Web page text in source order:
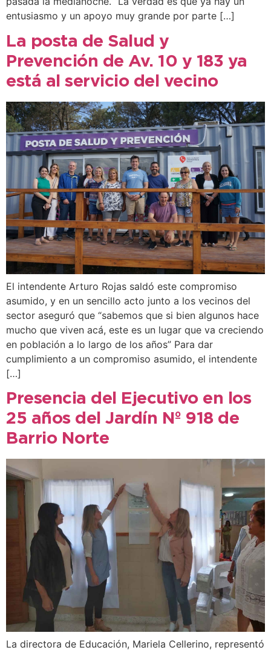
entusiasmo y un apoyo muy grande por parte […]
La posta de Salud y
Prevención de Av. 10 y 183 ya
está al servicio del vecino
El intendente Arturo Rojas saldó este compromiso
asumido, y en un sencillo acto junto a los vecinos del
sector aseguró que “sabemos que si bien algunos hace
mucho que viven acá, este es un lugar que va creciendo
en población a lo largo de los años” Para dar
cumplimiento a un compromiso asumido, el intendente
[…]
Presencia del Ejecutivo en los
25 años del Jardín Nº 918 de
Barrio Norte
La directora de Educación, Mariela Cellerino, representó